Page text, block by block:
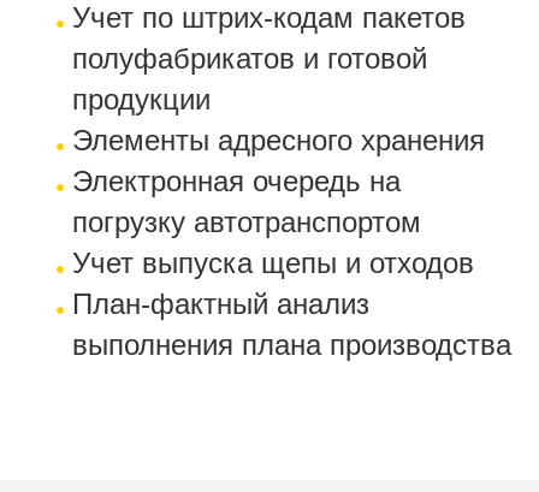
Учет по штрих-кодам пакетов
полуфабрикатов и готовой
продукции
Элементы адресного хранения
Электронная очередь на
погрузку автотранспортом
Учет выпуска щепы и отходов
План-фактный анализ
выполнения плана производства